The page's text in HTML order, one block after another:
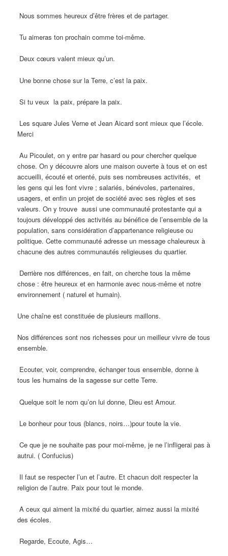
Nous sommes heureux d’être frères et de partager.
Tu aimeras ton prochain comme toi-même.
Deux cœurs valent mieux qu’un.
Une bonne chose sur la Terre, c’est la paix.
Si tu veux la paix, prépare la paix.
Les square Jules Verne et Jean Aicard sont mieux que l’école.
Merci
Au Picoulet, on y entre par hasard ou pour chercher quelque
chose. On y découvre alors une maison ouverte à tous et on est
accueilli, écouté et orienté, puis ses nombreuses activités, et
les gens qui les font vivre ; salariés, bénévoles, partenaires,
usagers, et enfin un projet de société avec ses règles et ses
valeurs. On y trouve aussi une communauté protestante qui a
toujours développé des activités au bénéfice de l’ensemble de la
population, sans considération d’appartenance religieuse ou
politique. Cette communauté adresse un message chaleureux à
chacune des autres communautés religieuses du quartier.
Derrière nos différences, en fait, on cherche tous la même
chose : être heureux et en harmonie avec nous-même et notre
environnement ( naturel et humain).
Une chaîne est constituée de plusieurs maillons.
Nos différences sont nos richesses pour un meilleur vivre de tous
ensemble.
Ecouter, voir, comprendre, échanger tous ensemble, donne à
tous les humains de la sagesse sur cette Terre.
Quelque soit le nom qu’on lui donne, Dieu est Amour.
Le bonheur pour tous (blancs, noirs…)pour toute la vie.
Ce que je ne souhaite pas pour moi-même, je ne l’infligerai pas à
autrui. ( Confucius)
Il faut se respecter l’un et l’autre. Et chacun doit respecter la
religion de l’autre. Paix pour tout le monde.
A ceux qui aiment la mixité du quartier, aimez aussi la mixité
des écoles.
Regarde, Ecoute, Agis…